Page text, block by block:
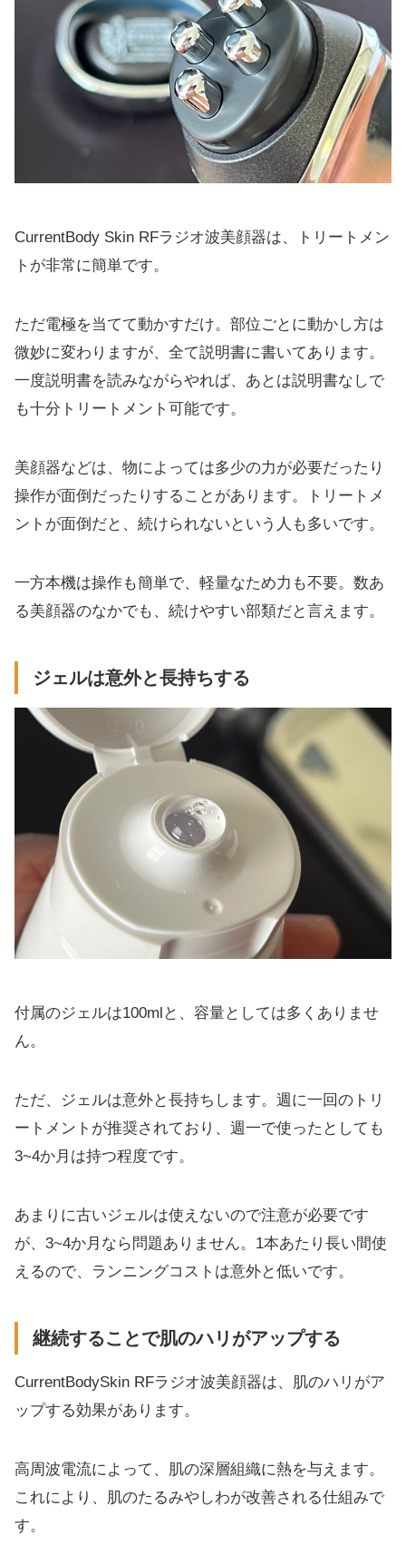
CurrentBody Skin RFラジオ波美顔器は、トリートメン
トが非常に簡単です。
ただ電極を当てて動かすだけ。部位ごとに動かし方は
微妙に変わりますが、全て説明書に書いてあります。
一度説明書を読みながらやれば、あとは説明書なしで
も十分トリートメント可能です。
美顔器などは、物によっては多少の力が必要だったり
操作が面倒だったりすることがあります。トリートメ
ントが面倒だと、続けられないという人も多いです。
一方本機は操作も簡単で、軽量なため力も不要。数あ
る美顔器のなかでも、続けやすい部類だと言えます。
ジェルは意外と長持ちする
付属のジェルは100mlと、容量としては多くありませ
ん。
ただ、ジェルは意外と長持ちします。週に一回のトリ
ートメントが推奨されており、週一で使ったとしても
3~4か月は持つ程度です。
あまりに古いジェルは使えないので注意が必要です
が、3~4か月なら問題ありません。1本あたり長い間使
えるので、ランニングコストは意外と低いです。
継続することで肌のハリがアップする
CurrentBodySkin RFラジオ波美顔器は、肌のハリがア
ップする効果があります。
高周波電流によって、肌の深層組織に熱を与えます。
これにより、肌のたるみやしわが改善される仕組みで
す。